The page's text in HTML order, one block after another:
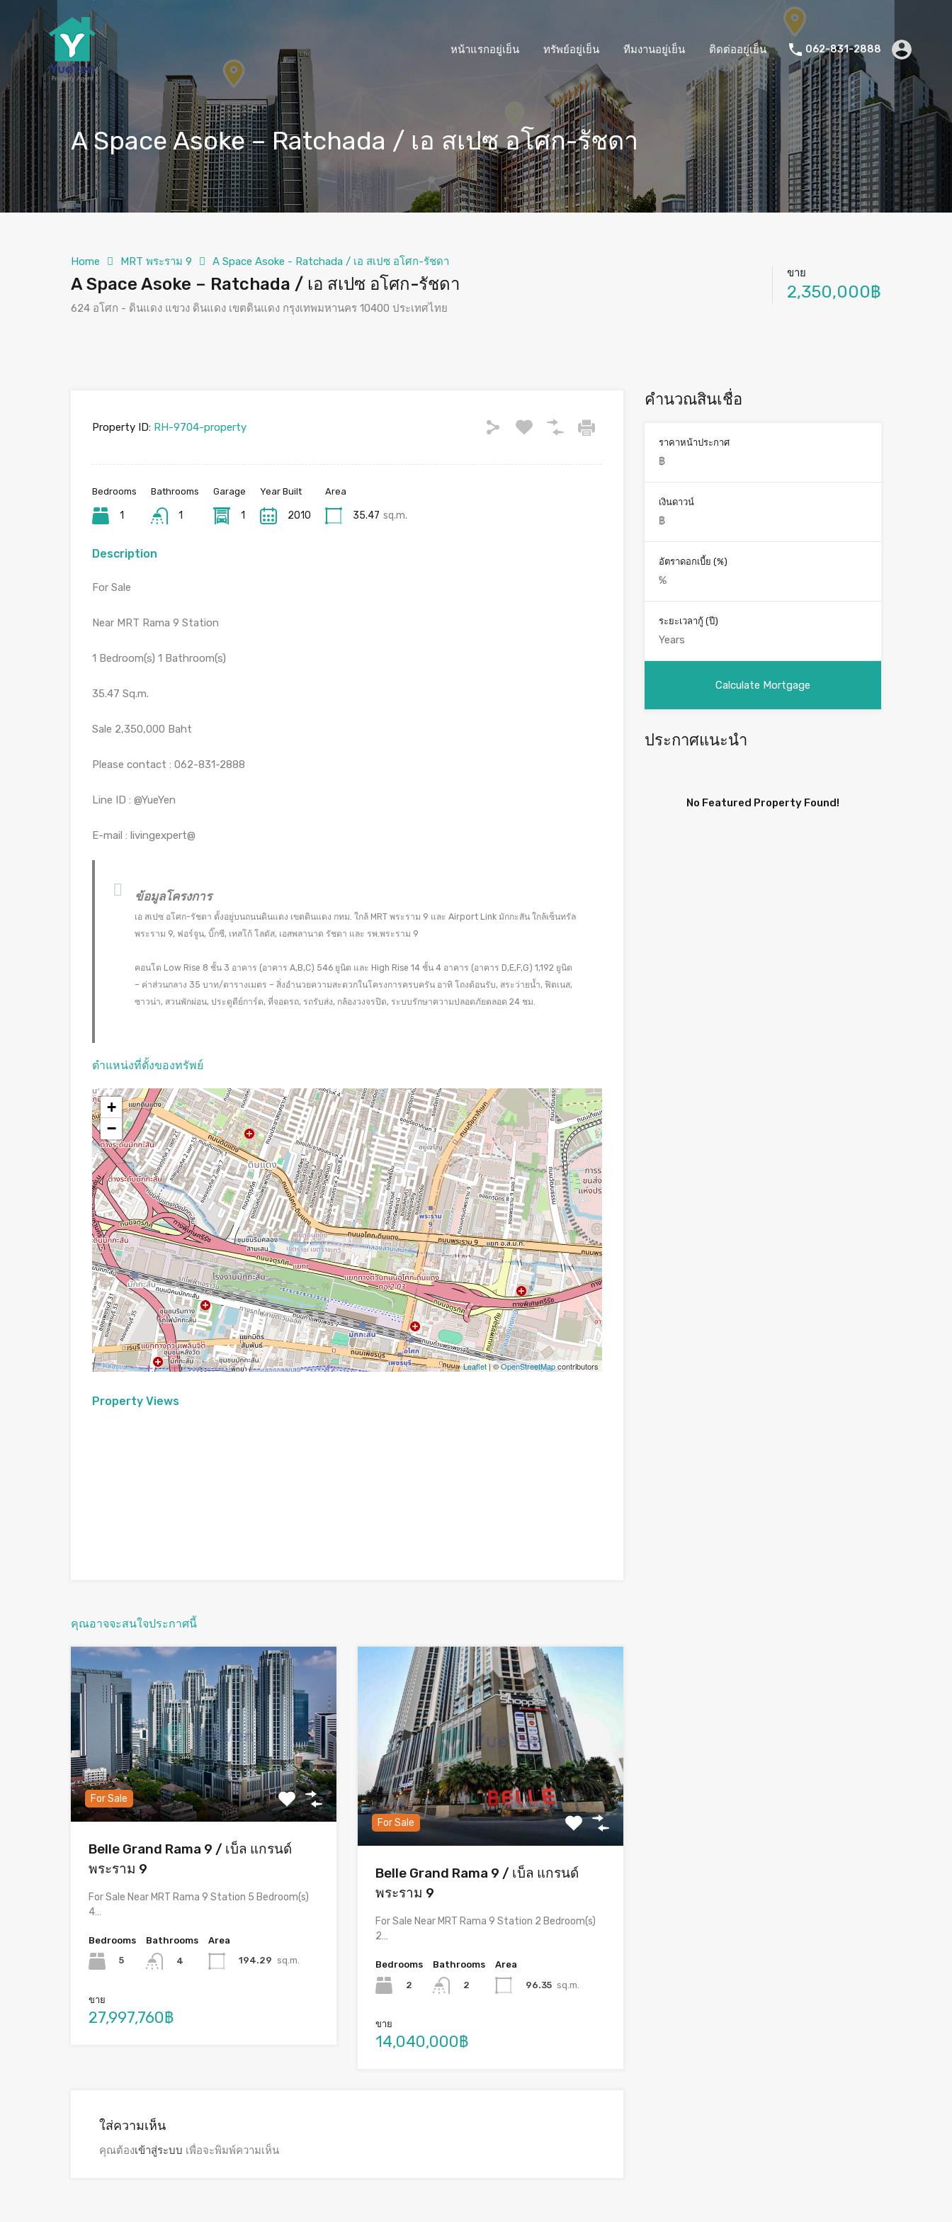
หน้าแรกอยู่เย็น ทรัพย์อยู่เย็น ทีมงานอยู่เย็น ติดต่ออยู่เย็น 062-831-2888
A Space Asoke – Ratchada / เอ สเปซ อโศก-รัชดา
Home MRT พระราม 9 A Space Asoke - Ratchada / เอ สเปซ อโศก-รัชดา
A Space Asoke – Ratchada / เอ สเปซ อโศก-รัชดา
624 อโศก - ดินแดง แขวง ดินแดง เขตดินแดง กรุงเทพมหานคร 10400 ประเทศไทย
ขาย
2,350,000฿
Property ID: RH-9704-property
Bedrooms
1
Bathrooms
1
Garage
1
Year Built
2010
Area
35.47 sq.m.
Description
For Sale
Near MRT Rama 9 Station
1 Bedroom(s) 1 Bathroom(s)
35.47 Sq.m.
Sale 2,350,000 Baht
Please contact : 062-831-2888
Line ID : @YueYen
E-mail : livingexpert@
ข้อมูลโครงการ
เอ สเปซ อโศก-รัชดา ตั้งอยู่บนถนนดินแดง เขตดินแดง กทม. ใกล้ MRT พระราม 9 และ Airport Link มักกะสัน ใกล้เซ็นทรัล
พระราม 9, ฟอร์จูน, บิ๊กซี, เทสโก้ โลตัส, เอสพลานาด รัชดา และ รพ.พระราม 9
คอนโด Low Rise 8 ชั้น 3 อาคาร (อาคาร A,B,C) 546 ยูนิต และ High Rise 14 ชั้น 4 อาคาร (อาคาร D,E,F,G) 1,192 ยูนิต
– ค่าส่วนกลาง 35 บาท/ตารางเมตร – สิ่งอำนวยความสะดวกในโครงการครบครัน อาทิ โถงต้อนรับ, สระว่ายน้ำ, ฟิตเนส,
ซาวน่า, สวนพักผ่อน, ประตูตีย์การ์ด, ที่จอดรถ, รถรับส่ง, กล้องวงจรปิด, ระบบรักษาความปลอดภัยตลอด 24 ชม.
ตำแหน่งที่ตั้งของทรัพย์
+
−
Leaflet| ©OpenStreetMapcontributors
Property Views
คุณอาจจะสนใจประกาศนี้
For Sale
Belle Grand Rama 9 / เบ็ล แกรนด์
พระราม 9
For Sale Near MRT Rama 9 Station 5 Bedroom(s)
4…
Bedrooms
5
Bathrooms
4
Area
194.29 sq.m.
ขาย
27,997,760฿
For Sale
Belle Grand Rama 9 / เบ็ล แกรนด์
พระราม 9
For Sale Near MRT Rama 9 Station 2 Bedroom(s)
2…
Bedrooms
2
Bathrooms
2
Area
96.35 sq.m.
ขาย
14,040,000฿
ใส่ความเห็น
คุณต้องเข้าสู่ระบบ เพื่อจะพิมพ์ความเห็น
คำนวณสินเชื่อ
ราคาหน้าประกาศ
เงินดาวน์
อัตราดอกเบี้ย (%)
ระยะเวลากู้ (ปี)
ประกาศแนะนำ
No Featured Property Found!